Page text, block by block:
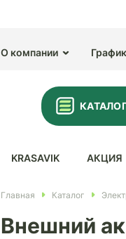
О компании
KRASAVIK АКЦИЯ
Главная Каталог
Внешний